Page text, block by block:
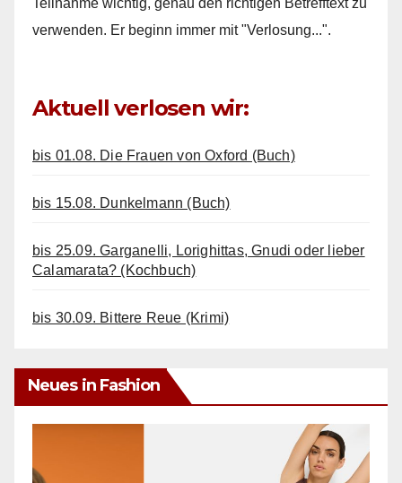
Teilnahme wichtig, genau den richtigen Betrefftext zu
verwenden. Er beginn immer mit "Verlosung...".
Aktuell verlosen wir:
bis 01.08. Die Frauen von Oxford (Buch)
bis 15.08. Dunkelmann (Buch)
bis 25.09. Garganelli, Lorighittas, Gnudi oder lieber
Calamarata? (Kochbuch)
bis 30.09. Bittere Reue (Krimi)
Neues in Fashion